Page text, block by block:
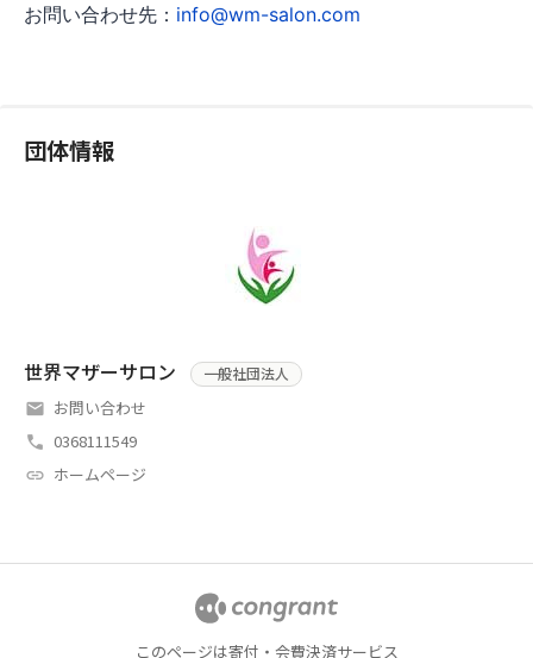
お問い合わせ先： info@wm-salon.com
団体情報
世界マザーサロン 一般社団法人
お問い合わせ
0368111549
ホームページ
このページは寄付・会費決済サービス